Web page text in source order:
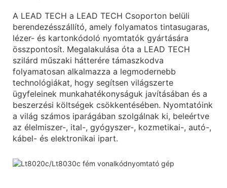
A LEAD TECH a LEAD TECH Csoporton belüli
berendezésszállító, amely folyamatos tintasugaras,
lézer- és kartonkódoló nyomtatók gyártására
összpontosít. Megalakulása óta a LEAD TECH
szilárd műszaki hátterére támaszkodva
folyamatosan alkalmazza a legmodernebb
technológiákat, hogy segítsen világszerte
ügyfeleinek munkahatékonyságuk javításában és a
beszerzési költségek csökkentésében. Nyomtatóink
a világ számos iparágában szolgálnak ki, beleértve
az élelmiszer-, ital-, gyógyszer-, kozmetikai-, autó-,
kábel- és elektronikai ipart.